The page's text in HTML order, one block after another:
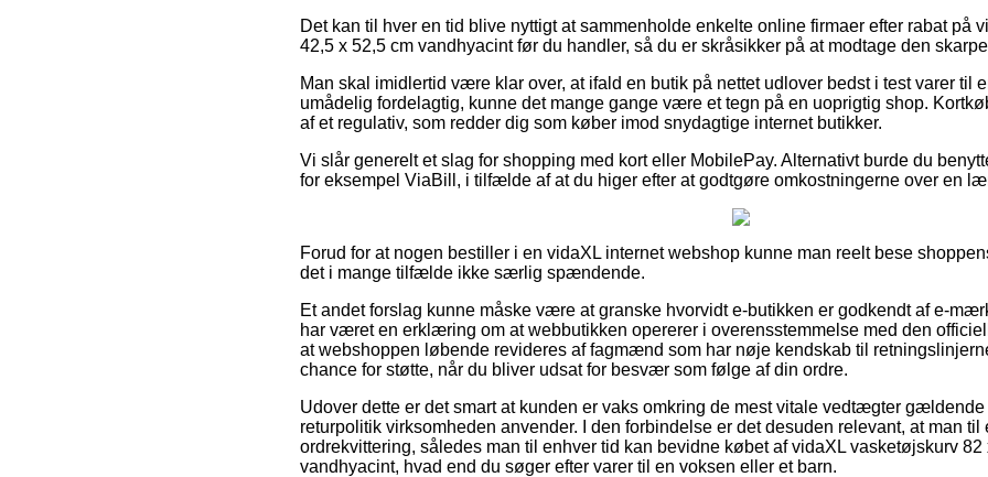
Det kan til hver en tid blive nyttigt at sammenholde enkelte online firmaer efter rabat på
42,5 x 52,5 cm vandhyacint før du handler, så du er skråsikker på at modtage den
Man skal imidlertid være klar over, at ifald en butik på nettet udlover bedst i test varer til
umådelig fordelagtig, kunne det mange gange være et tegn på en uoprigtig shop.
af et regulativ, som redder dig som køber imod snydagtige internet butikker.
Vi slår generelt et slag for shopping med kort eller MobilePay. Alternativt burde du
for eksempel ViaBill, i tilfælde af at du higer efter at godtgøre omkostningerne over en
Forud for at nogen bestiller i en vidaXL internet webshop kunne man reelt bese
det i mange tilfælde ikke særlig spændende.
Et andet forslag kunne måske være at granske hvorvidt e-butikken er godkendt af e-
har været en erklæring om at webbutikken opererer i overensstemmelse med den
at webshoppen løbende revideres af fagmænd som har nøje kendskab til
chance for støtte, når du bliver udsat for besvær som følge af din ordre.
Udover dette er det smart at kunden er vaks omkring de mest vitale vedtægter
returpolitik virksomheden anvender. I den forbindelse er det desuden relevant, at man til
ordrekvittering, således man til enhver tid kan bevidne købet af vidaXL vasketøjskurv 82
vandhyacint, hvad end du søger efter varer til en voksen eller et barn.